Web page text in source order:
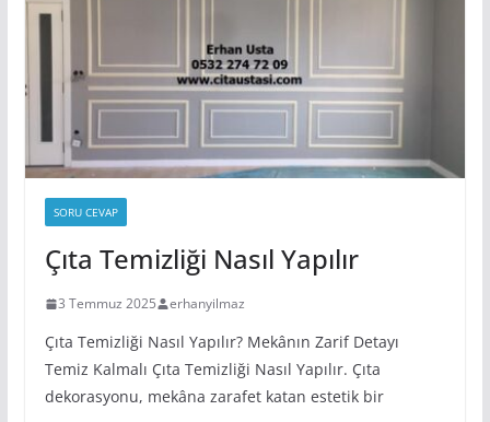
SORU CEVAP
Çıta Temizliği Nasıl Yapılır
3 Temmuz 2025 erhanyilmaz
Çıta Temizliği Nasıl Yapılır? Mekânın Zarif Detayı
Temiz Kalmalı Çıta Temizliği Nasıl Yapılır. Çıta
dekorasyonu, mekâna zarafet katan estetik bir